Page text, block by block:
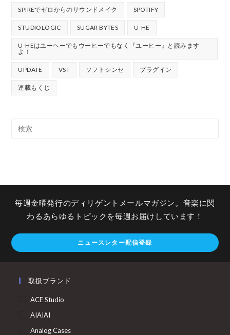
SPIREでゼロからのサウンドメイク SPOTIFY
STUDIOLOGIC SUGAR BYTES U-HE
U-HEはユーヘーでもウーヒーでもなく『ユーヒー』と読みます
よ！
UPDATE VST ソフトシンセ プラグイン
連載もくじ
毎週金曜発行のディリゲントメールマガジン。音楽に関
わるあらゆるトピックを毎週お届けしています！
ニュースレター配信登録
取扱ブランド
ACE Studio
AIAIAI
Analog Cases